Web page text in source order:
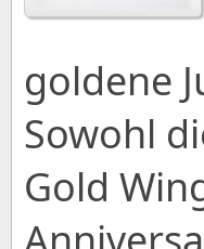
goldene
Sowohl
Gold